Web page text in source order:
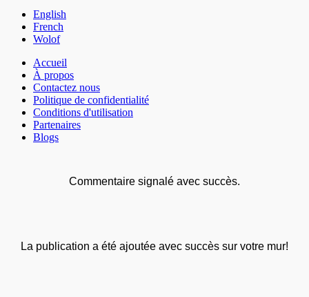
English
French
Wolof
Accueil
À propos
Contactez nous
Politique de confidentialité
Conditions d'utilisation
Partenaires
Blogs
Commentaire signalé avec succès.
La publication a été ajoutée avec succès sur votre mur!